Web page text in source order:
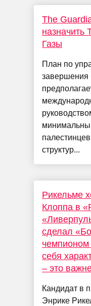
The
назначить
Газы
План по
завершения
структур...
Рикельме
Клоппа в
сделал
чемпионом
себя
– это
Кандидат в
Энрике